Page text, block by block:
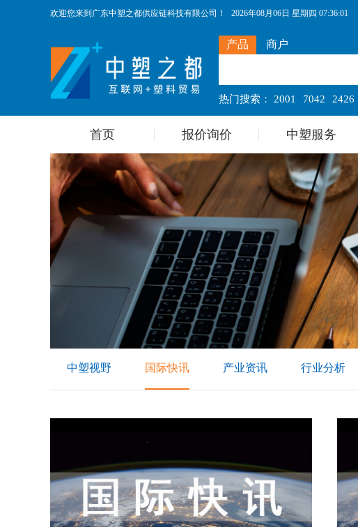
欢迎您来到广东中塑之都供应链科技有限公司！ 2026年08月06日 星期四 07:36:01
产品 商户
热门搜索： 2001 7042 2426
首页 报价询价 中塑服务
中塑视野 国际快讯 产业资讯 行业分析